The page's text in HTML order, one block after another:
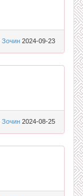
Зочин 2024-09-23
Зочин 2024-08-25